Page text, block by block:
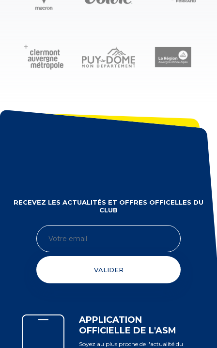
RECEVEZ LES ACTUALITÉS ET OFFRES OFFICELLES DU
CLUB
VALIDER
APPLICATION
OFFICIELLE DE L'ASM
Soyez au plus proche de l'actualité du